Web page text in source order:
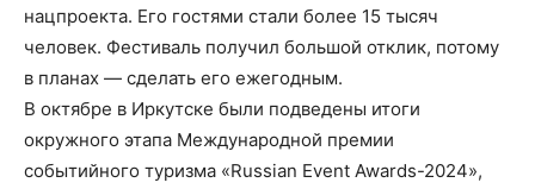
нацпроекта. Его гостями стали более 15 тысяч
человек. Фестиваль получил большой отклик, потому
в планах — сделать его ежегодным.
В октябре в Иркутске были подведены итоги
окружного этапа Международной премии
событийного туризма «Russian Event Awards-2024»,